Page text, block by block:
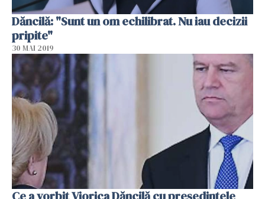
Dăncilă: "Sunt un om echilibrat. Nu iau decizii
pripite"
30 MAI 2019